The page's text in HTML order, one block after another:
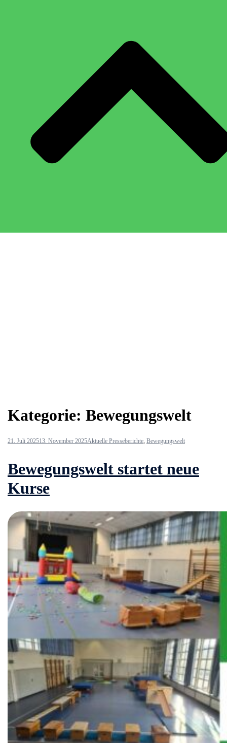
Kategorie: Bewegungswelt
21. Juli 202513. November 2025Aktuelle Presseberichte Bewegungswelt
Bewegungswelt startet neue
Kurse